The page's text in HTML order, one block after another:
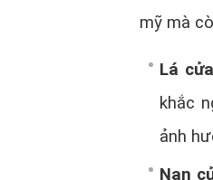
mỹ mà
Lá
khắc
ảnh
Nan